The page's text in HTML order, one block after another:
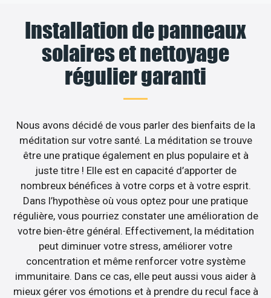
Installation de panneaux
solaires et nettoyage
régulier garanti
Nous avons décidé de vous parler des bienfaits de la
méditation sur votre santé. La méditation se trouve
être une pratique également en plus populaire et à
juste titre ! Elle est en capacité d’apporter de
nombreux bénéfices à votre corps et à votre esprit.
Dans l’hypothèse où vous optez pour une pratique
régulière, vous pourriez constater une amélioration de
votre bien-être général. Effectivement, la méditation
peut diminuer votre stress, améliorer votre
concentration et même renforcer votre système
immunitaire. Dans ce cas, elle peut aussi vous aider à
mieux gérer vos émotions et à prendre du recul face à